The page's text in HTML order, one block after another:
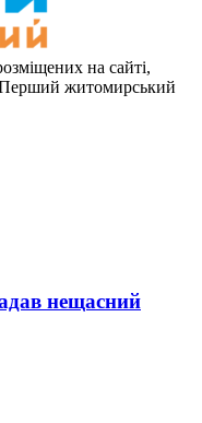
на сайті,
Перший житомирський
нещасний